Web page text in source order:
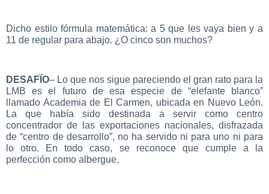
Dicho estilo fórmula matemática: a 5 que les vaya bien y a
11 de regular para abajo. ¿O cinco son muchos?
DESAFÏO– Lo que nos sigue pareciendo el gran rato para la
LMB es el futuro de esa especie de “elefante blanco”
llamado Academia de El Carmen, ubicada en Nuevo León.
La que había sido destinada a servir como centro
concentrador de las exportaciones nacionales, disfrazada
de “centro de desarrollo”, no ha servido ni para uno ni para
lo otro. En todo caso, se reconoce que cumple a la
perfección como albergue.